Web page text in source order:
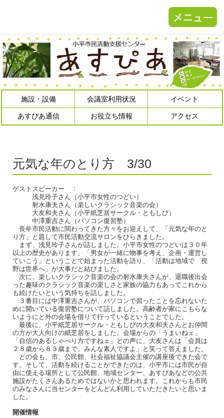
施設・設備 会議室利用状況 イベント
あすぴあ通信 お役立ち情報 アクセス
元気な年のとり方 3/30
ゲストスピーカー ：
浅見玲子さん（小平市女性のつどい）
射水康夫さん（楽しいクラシック音楽の会）
大友和夫さん（小平紙芝居サークル・ともしび）
中澤重吉さん（パソコン復習塾）
長年市民活動に関わってきた方々をお迎えして、「元気な年のと
り方」と題して市民活動交流サロンをひらきました。
まず、浅見玲子さんが話しました。小平市女性のつどいは３０年
以上の歴史があります。「男女が一緒に物事を考え、企画・運営し
ていこう」ということで始まった活動を語り、「活動は地域で 視
野は世界へ」が大事だと結びました。
次に、楽しいクラシック音楽の会の射水康夫さんが、退職後出会
った趣味のクラシック音楽の楽しさと家族の協力もあってこれから
も続けたいという気持ちを話しました。
３番目には中澤重吉さんが、パソコンで習ったことを忘れないた
めに開いている復習塾について話しました。高齢者が家にこもらな
いようにと外の会場を借りて行っているということでした。
最後に、小平紙芝居サークル・ともしびの大友和夫さんとお仲間
の方が大人向けの紙芝居をしました。会場からの「うまいねェ」
「自信のあるしゃべり方ですねェ」との声に、大友さんは「会員は
２８歳から８３歳まで。みんな素人ですよ」と笑って答えました。
どの会も、市、公民館、社会福祉協議会主催の講座後できた会で
す。そして、活動を続けることができたのは、小平市には市民が自
由に使える場所として公民館、地域センター、あすぴあなどの公共
施設がたくさんあるためではないかと思われます。これからも市民
のみなさんに当センターをどんどん利用していただきたいと思いま
した。
開催情報